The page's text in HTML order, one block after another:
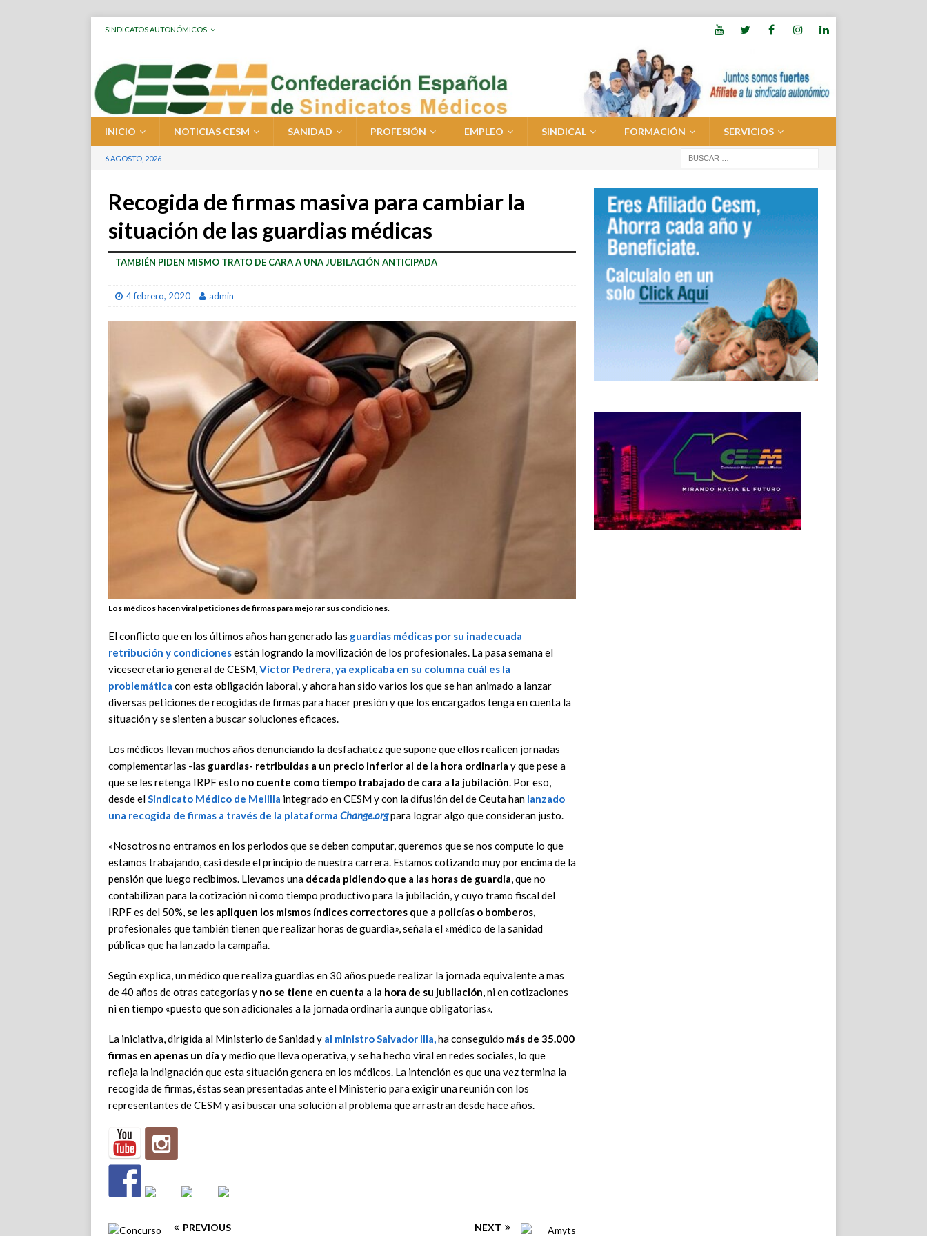
SINDICATOS AUTONÓMICOS
INICIO NOTICIAS CESM SANIDAD PROFESIÓN EMPLEO SINDICAL FORMACIÓN SERVICIOS
6 AGOSTO, 2026
Recogida de firmas masiva para cambiar la
situación de las guardias médicas
TAMBIÉN PIDEN MISMO TRATO DE CARA A UNA JUBILACIÓN ANTICIPADA
4 febrero, 2020 admin
Los médicos hacen viral peticiones de firmas para mejorar sus condiciones.
El conflicto que en los últimos años han generado las guardias médicas por su inadecuada
retribución y condicionesestán logrando la movilización de los profesionales. La pasa semana el
vicesecretario general de CESM,Víctor Pedrera, ya explicaba en su columna cuál es la
problemática con esta obligación laboral, y ahora han sido varios los que se han animado a lanzar
diversas peticiones de recogidas de firmas para hacer presión y que los encargados tenga en cuenta la
situación y se sienten a buscar soluciones eficaces.
Los médicos llevan muchos años denunciando la desfachatez que supone que ellos realicen jornadas
complementarias -las guardias- retribuidas a un precio inferior al de la hora ordinaria y que pese a
que se les retenga IRPF esto no cuente como tiempo trabajado de cara a la jubilación. Por eso,
desde elSindicato Médico de Melilla integrado en CESM y con la difusión del de Ceuta han lanzado
una recogida de firmas a través de la plataforma Change.orgpara lograr algo que consideran justo.
«Nosotros no entramos en los periodos que se deben computar, queremos que se nos compute lo que
estamos trabajando, casi desde el principio de nuestra carrera. Estamos cotizando muy por encima de la
pensión que luego recibimos. Llevamos una década pidiendo que a las horas de guardia, que no
contabilizan para la cotización ni como tiempo productivo para la jubilación, y cuyo tramo fiscal del
IRPF es del 50%, se les apliquen los mismos índices correctores que a policías o bomberos,
profesionales que también tienen que realizar horas de guardia», señala el «médico de la sanidad
pública» que ha lanzado la campaña.
Según explica, un médico que realiza guardias en 30 años puede realizar la jornada equivalente a mas
de 40 años de otras categorías y no se tiene en cuenta a la hora de su jubilación, ni en cotizaciones
ni en tiempo «puesto que son adicionales a la jornada ordinaria aunque obligatorias».
La iniciativa, dirigida al Ministerio de Sanidad y al ministroSalvador Illa,ha conseguido más de 35.000
firmas en apenas un día y medio que lleva operativa, y se ha hecho viral en redes sociales, lo que
refleja la indignación que esta situación genera en los médicos. La intención es que una vez termina la
recogida de firmas, éstas sean presentadas ante el Ministerio para exigir una reunión con los
representantes de CESM y así buscar una solución al problema que arrastran desde hace años.
PREVIOUS NEXT